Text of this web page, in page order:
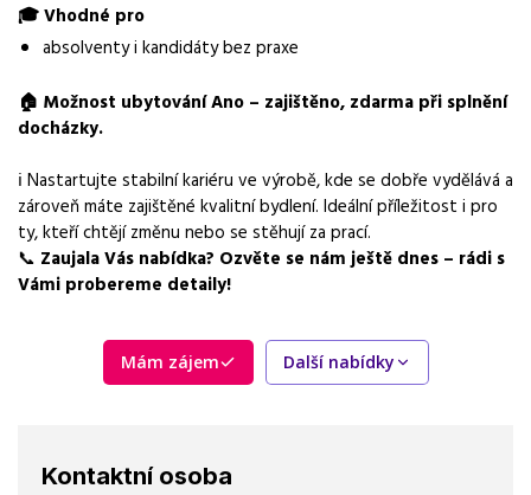
🎓 Vhodné pro
absolventy i kandidáty bez praxe
🏠 Možnost ubytování Ano – zajištěno, zdarma při splnění
docházky.
ℹ️ Nastartujte stabilní kariéru ve výrobě, kde se dobře vydělává a
zároveň máte zajištěné kvalitní bydlení. Ideální příležitost i pro
ty, kteří chtějí změnu nebo se stěhují za prací.
📞 Zaujala Vás nabídka? Ozvěte se nám ještě dnes – rádi s
Vámi probereme detaily!
Mám zájem Další nabídky
Kontaktní osoba